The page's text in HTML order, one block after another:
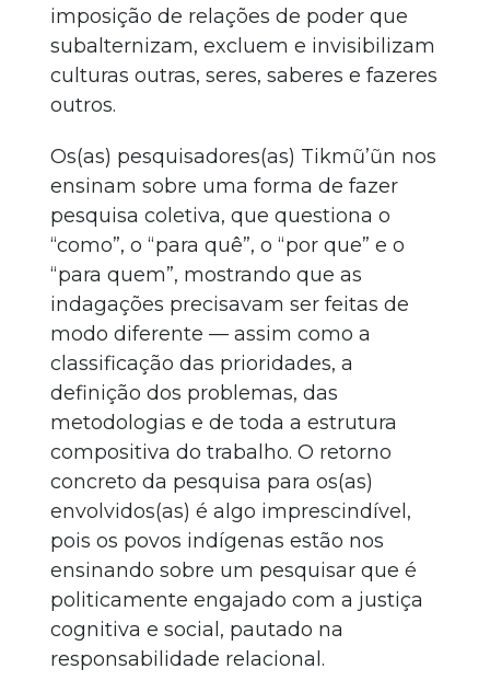
imposição de relações de poder que
subalternizam, excluem e invisibilizam
culturas outras, seres, saberes e fazeres
outros.
Os(as) pesquisadores(as) Tikmũ’ũn nos
ensinam sobre uma forma de fazer
pesquisa coletiva, que questiona o
“como”, o “para quê”, o “por que” e o
“para quem”, mostrando que as
indagações precisavam ser feitas de
modo diferente — assim como a
classificação das prioridades, a
definição dos problemas, das
metodologias e de toda a estrutura
compositiva do trabalho. O retorno
concreto da pesquisa para os(as)
envolvidos(as) é algo imprescindível,
pois os povos indígenas estão nos
ensinando sobre um pesquisar que é
politicamente engajado com a justiça
cognitiva e social, pautado na
responsabilidade relacional.